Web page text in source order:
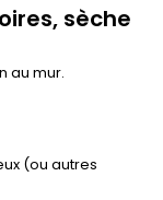
sèche
au mur.
(ou autres